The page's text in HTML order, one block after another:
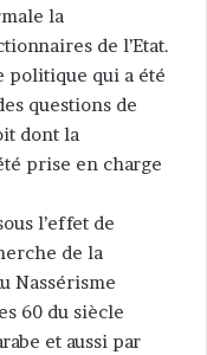
la
de l’Etat.
politique qui a été
questions de
dont la
prise en charge
l’effet de
de la
Nassérisme
60 du siècle
et aussi par